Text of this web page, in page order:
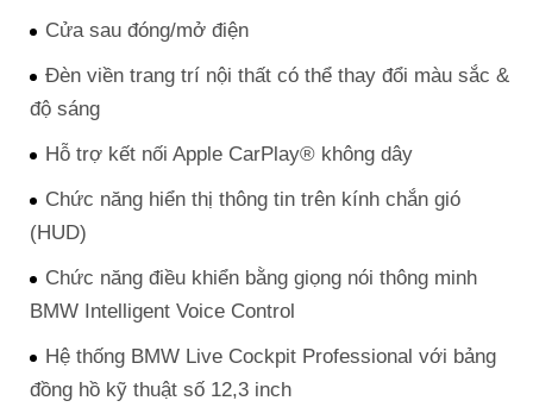
Cửa sau đóng/mở điện
Đèn viền trang trí nội thất có thể thay đổi màu sắc &
độ sáng
Hỗ trợ kết nối Apple CarPlay® không dây
Chức năng hiển thị thông tin trên kính chắn gió
(HUD)
Chức năng điều khiển bằng giọng nói thông minh
BMW Intelligent Voice Control
Hệ thống BMW Live Cockpit Professional với bảng
đồng hồ kỹ thuật số 12,3 inch